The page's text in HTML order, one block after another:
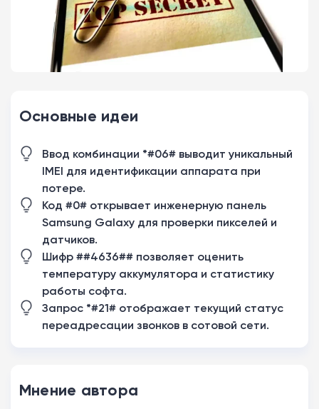
Основные идеи
Ввод комбинации *#06# выводит уникальный
IMEI для идентификации аппарата при
потере.
Код #0# открывает инженерную панель
Samsung Galaxy для проверки пикселей и
датчиков.
Шифр ##4636## позволяет оценить
температуру аккумулятора и статистику
работы софта.
Запрос *#21# отображает текущий статус
переадресации звонков в сотовой сети.
Мнение автора